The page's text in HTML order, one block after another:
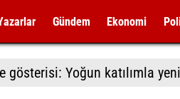
Gündem Ekonomi
gösterisi: Yoğun katılımla